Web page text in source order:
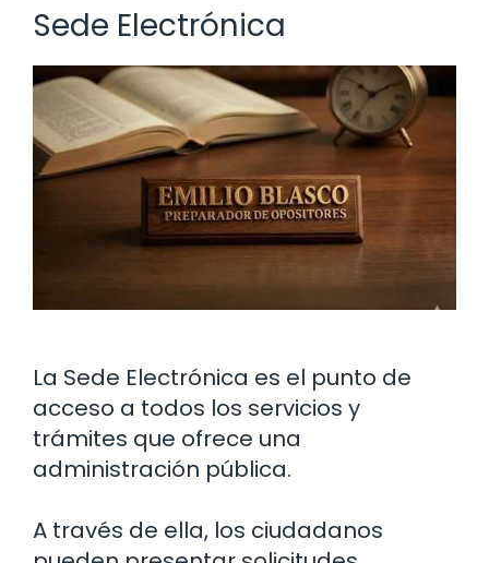
Sede Electrónica
La Sede Electrónica es el punto de
acceso a todos los servicios y
trámites que ofrece una
administración pública.
A través de ella, los ciudadanos